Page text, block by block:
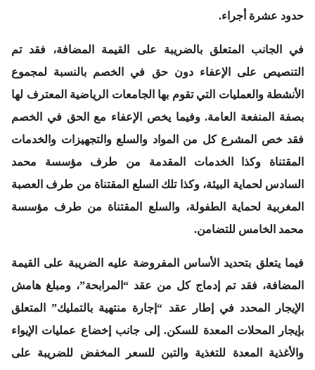
حدود عشرة أجراء.
في الجانب المتعلق بالضريبة على القيمة المضافة، فقد تم
التنصيص على الإعفاء دون حق في الخصم بالنسبة لمجموع
الأنشطة والعمليات التي تقوم بها الجامعات الرياضية المعترف لها
بصفة المنفعة العامة. وفيما يخص الإعفاء مع الحق في الخصم
فقد خص المشرع كل من المواد والسلع والتجهيزات والخدمات
المقتناة وكذا الخدمات المقدمة من طرف مؤسسة محمد
السادس لحماية البيئة، وكذا تلك السلع المقتناة من طرف العصبة
المغربية لحماية الطفولة، والسلع المقتناة من طرف مؤسسة
محمد الخامس للتضامن.
فيما يتعلق بتحديد الأساس المفروضة عليه الضريبة على القيمة
المضافة، فقد تم إدماج كل من عقد “المرابحة”، ومبلغ هامش
الإيجار المحدد في إطار عقد “إجارة منتهية بالتمليك” المتعلق
بإيجار المحلات المعدة للسكن. إلى جانب إخضاع عمليات الإيواء
والأغذية المعدة للتغذية والتبن للسعر المخفض للضريبة على